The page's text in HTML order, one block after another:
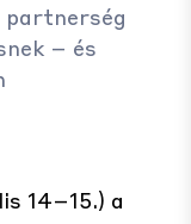
partnerség
– és
14–15.) a